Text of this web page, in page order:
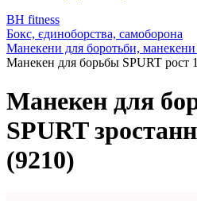
BH fitness
Бокс, єдиноборства, самоборона
Манекени для боротьби,
Манекен для борьбы SPURT рост
Манекен для
SPURT
(9210)